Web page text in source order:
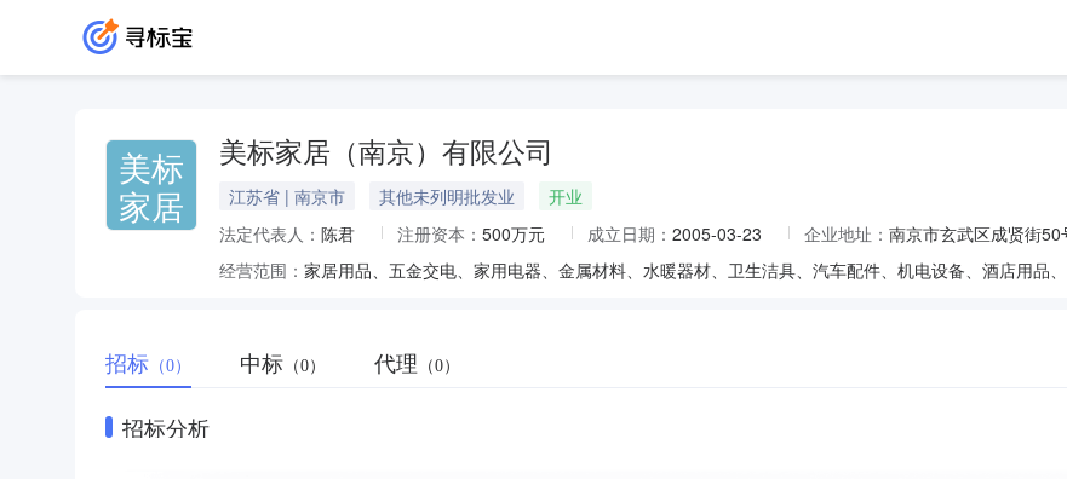
美标
家居
美标家居（南京）有限公司
江苏省 | 南京市 其他未列明批发业
开业
法定代表人： 陈君 注册资本： 500万元 成立日期： 2005-03-23 企业地址： 南京市玄武区成贤街50
经营范围：
招标 （0） 中标 （0） 代理 （0）
招标分析